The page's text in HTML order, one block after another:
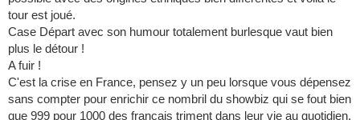
tour est joué.
Case Départ avec son humour totalement burlesque vaut bien
plus le détour !
A fuir !
C'est la crise en France, pensez y un peu lorsque vous dépensez
sans compter pour enrichir ce nombril du showbiz qui se fout bien
que 999 pour 1000 des français triment dans leur vie au quotidien.